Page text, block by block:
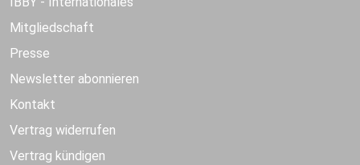
Mitgliedschaft
Presse
Newsletter abonnieren
Kontakt
Vertrag widerrufen
Vertrag kündigen